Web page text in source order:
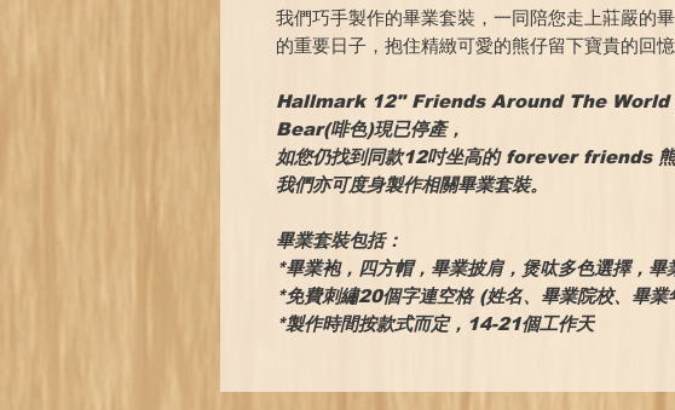
我們巧手製作的畢業套裝，一同陪您走上莊嚴的
的重要日子，抱住精緻可愛的熊仔留下寶貴的回憶
Hallmark 12" Friends Around The World
Bear(啡色)現已停產，
如您仍找到同款12吋坐高的 forever friends 熊
我們亦可度身製作相關畢業套裝。
畢業套裝包括：
*畢業袍，四方帽，畢業披肩，煲呔多色選擇，畢
*免費刺繡20個字連空格 (姓名、畢業院校、畢業
*製作時間按款式而定，14-21個工作天